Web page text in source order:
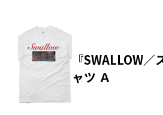
『SWALLOW
ャツ Ａ